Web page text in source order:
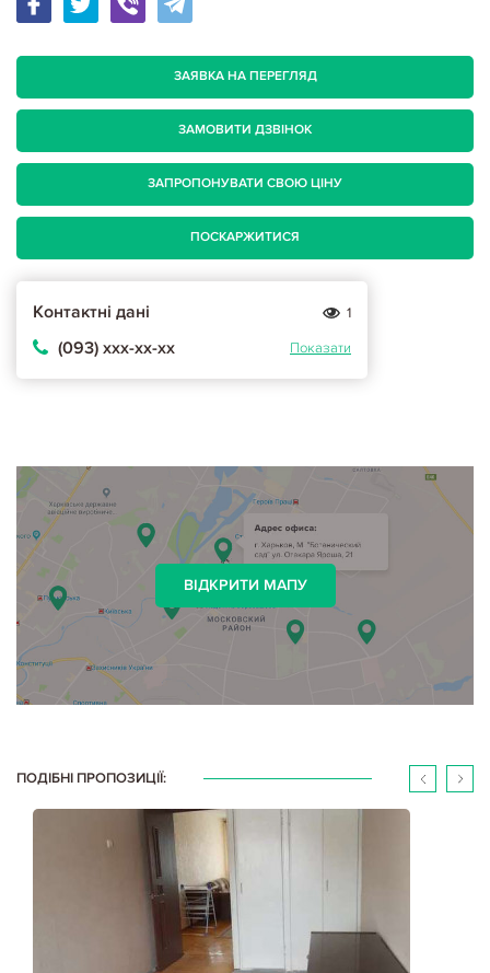
ЗАЯВКА НА ПЕРЕГЛЯД
ЗАМОВИТИ ДЗВІНОК
ЗАПРОПОНУВАТИ СВОЮ ЦІНУ
ПОСКАРЖИТИСЯ
Контактні дані 1
(093) ххх-хх-хх Показати
ВІДКРИТИ МАПУ
ПОДІБНІ ПРОПОЗИЦІЇ: